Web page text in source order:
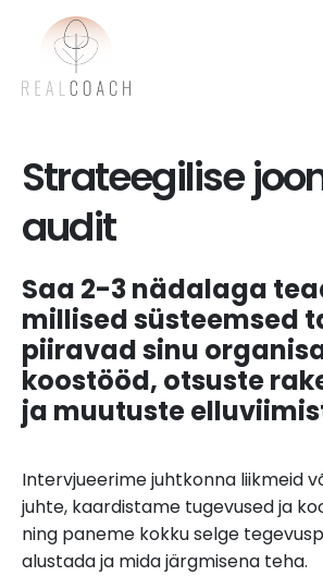
Strateegilise
audit
Saa 2-3 nädalaga
millised süsteemsed
piiravad sinu
koostööd, otsuste
ja muutuste
Intervjueerime juhtkonna liikmeid
juhte, kaardistame tugevused ja
ning paneme kokku selge
alustada ja mida järgmisena teha.